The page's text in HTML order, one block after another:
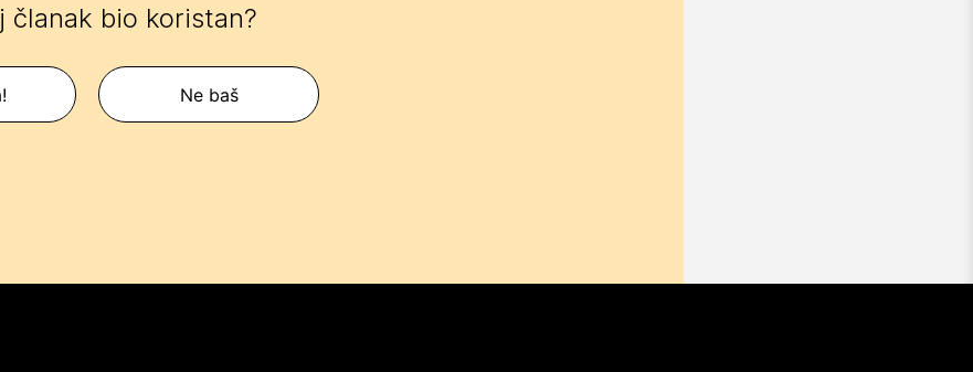
članak bio koristan?
Ne baš